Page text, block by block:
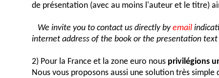
de présentation (avec au moins l'auteur et le titre)
We invite you to contact us directly byemail
internet address of the book or the presentation
2) Pour la France et la zone euro nous privilégions
Nous vous proposons aussi une solution très simple